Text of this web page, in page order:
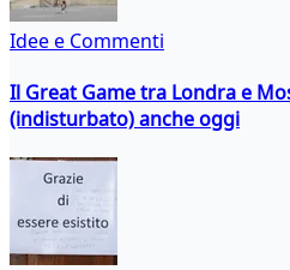
Idee e Commenti
Il Great Game tra Londra e
(indisturbato) anche oggi